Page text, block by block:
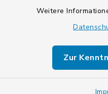
Weitere
Zur
Cookie-